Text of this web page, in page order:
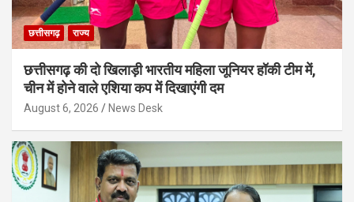
छत्तीसगढ़ राज्य
छत्तीसगढ़ की दो खिलाड़ी भारतीय महिला जूनियर हॉकी टीम में,
चीन में होने वाले एशिया कप में दिखाएंगी दम
August 6, 2026 News Desk